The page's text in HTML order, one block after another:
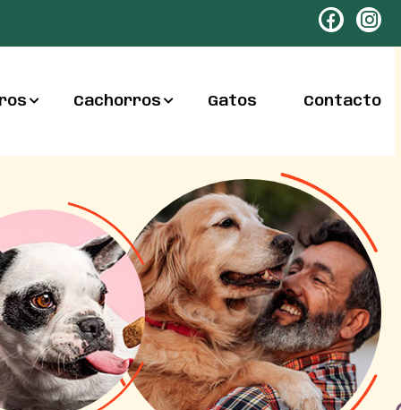
Cachorros Gatos Contacto